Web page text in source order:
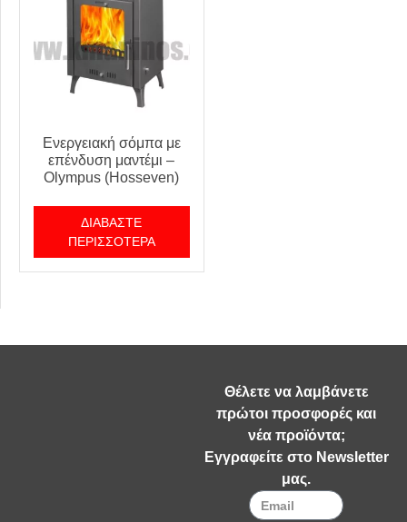
Ενεργειακή σόμπα με
επένδυση μαντέμι –
Olympus (Hosseven)
ΔΙΑΒΆΣΤΕ
ΠΕΡΙΣΣΌΤΕΡΑ
Θέλετε να λαμβάνετε
πρώτοι προσφορές και
νέα προϊόντα;
Εγγραφείτε στο Newsletter
μας.